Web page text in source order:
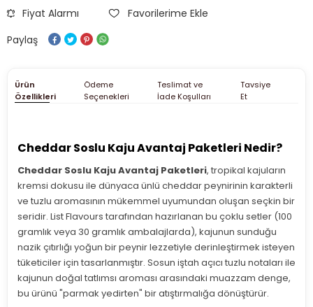
Fiyat Alarmı
Favorilerime Ekle
Paylaş
Ürün
Özellikleri
Ödeme
Seçenekleri
Teslimat ve
İade Koşulları
Tavsiye
Et
Cheddar Soslu Kaju Avantaj Paketleri Nedir?
Cheddar Soslu Kaju Avantaj Paketleri, tropikal kajuların
kremsi dokusu ile dünyaca ünlü cheddar peynirinin karakterli
ve tuzlu aromasının mükemmel uyumundan oluşan seçkin bir
seridir. List Flavours tarafından hazırlanan bu çoklu setler (100
gramlık veya 30 gramlık ambalajlarda), kajunun sunduğu
nazik çıtırlığı yoğun bir peynir lezzetiyle derinleştirmek isteyen
tüketiciler için tasarlanmıştır. Sosun iştah açıcı tuzlu notaları ile
kajunun doğal tatlımsı aroması arasındaki muazzam denge,
bu ürünü "parmak yedirten" bir atıştırmalığa dönüştürür.